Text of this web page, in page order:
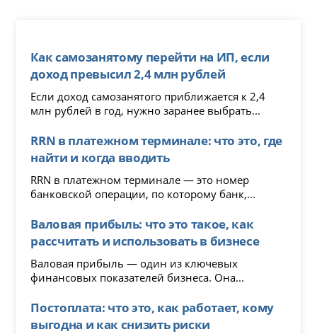
Как самозанятому перейти на ИП, если
доход превысил 2,4 млн рублей
Если доход самозанятого приближается к 2,4
млн рублей в год, нужно заранее выбрать...
RRN в платежном терминале: что это, где
найти и когда вводить
RRN в платежном терминале — это номер
банковской операции, по которому банк,...
Валовая прибыль: что это такое, как
рассчитать и использовать в бизнесе
Валовая прибыль — один из ключевых
финансовых показателей бизнеса. Она...
Постоплата: что это, как работает, кому
выгодна и как снизить риски